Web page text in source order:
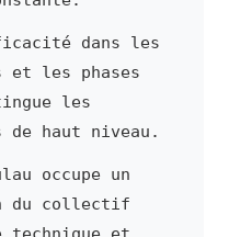
dans les
et les phases
les
haut niveau.
occupe un
du collectif